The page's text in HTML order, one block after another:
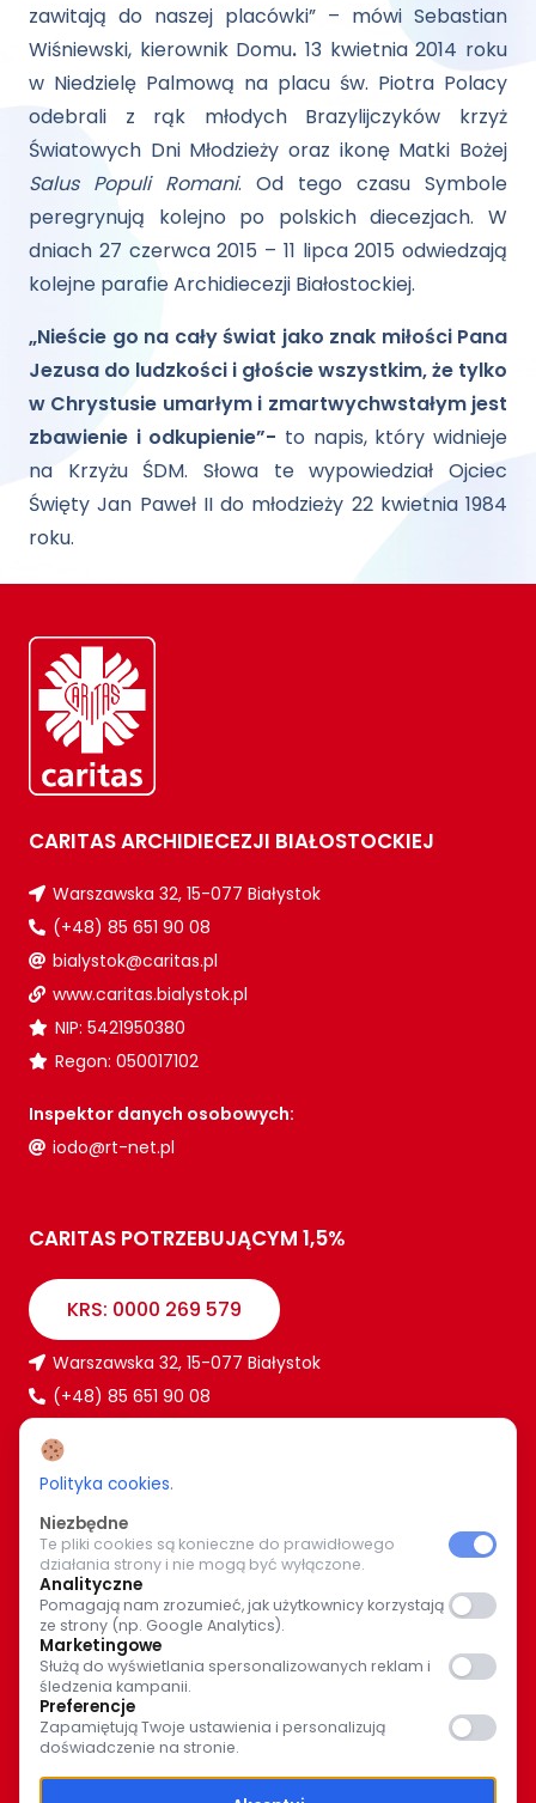
zawitają do naszej placówki” – mówi Sebastian
Wiśniewski, kierownik Domu.13 kwietnia 2014 roku
w Niedzielę Palmową na placu św. Piotra Polacy
odebrali z rąk młodych Brazylijczyków krzyż
Światowych Dni Młodzieży oraz ikonę Matki Bożej
Salus Populi Romani. Od tego czasu Symbole
peregrynują kolejno po polskich diecezjach. W
dniach 27 czerwca 2015 – 11 lipca 2015 odwiedzają
kolejne parafie Archidiecezji Białostockiej.
„Nieście go na cały świat jako znak miłości Pana
Jezusa do ludzkości i głoście wszystkim, że tylko
w Chrystusie umarłym i zmartwychwstałym jest
zbawienie i odkupienie”- to napis, który widnieje
na Krzyżu ŚDM. Słowa te wypowiedział Ojciec
Święty Jan Paweł II do młodzieży 22 kwietnia 1984
roku.
CARITAS ARCHIDIECEZJI BIAŁOSTOCKIEJ
Warszawska 32, 15-077 Białystok
(+48) 85 651 90 08
bialystok@caritas.pl
www.caritas.bialystok.pl
NIP: 5421950380
Regon: 050017102
Inspektor danych osobowych:
iodo@rt-net.pl
CARITAS POTRZEBUJĄCYM 1,5%
KRS: 0000 269 579
Warszawska 32, 15-077 Białystok
(+48) 85 651 90 08
bialystok@caritas.pl
WIĘCEJ O NAS
Bądź z nami na bieżąco. Wspólnymi siłami pomagajmy
potrzebującym.
Polityka cookies.
Niezbędne
Te pliki cookies są konieczne do prawidłowego
działania strony i nie mogą być wyłączone.
Analityczne
Pomagają nam zrozumieć, jak użytkownicy korzystają
ze strony (np. Google Analytics).
Marketingowe
Służą do wyświetlania spersonalizowanych reklam i
śledzenia kampanii.
Preferencje
Zapamiętują Twoje ustawienia i personalizują
doświadczenie na stronie.